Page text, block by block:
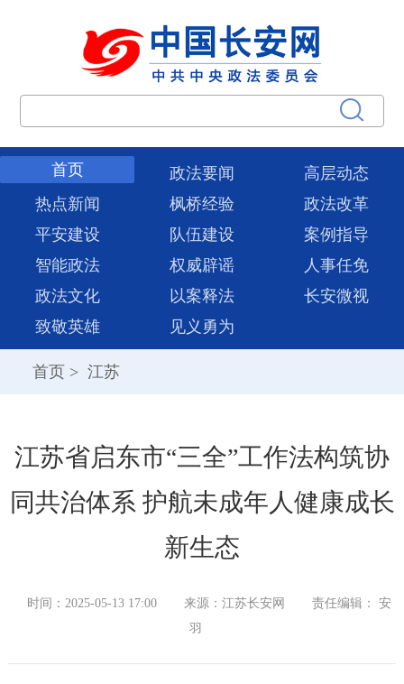
首页 政法要闻
高层动态
热点新闻
枫桥经验
政法改革
平安建设
队伍建设
案例指导
智能政法
权威辟谣
人事任免
政法文化
以案释法
长安微视
致敬英雄
见义勇为
首页 > 江苏
江苏省启东市“三全”工作法构筑协
同共治体系 护航未成年人健康成长
新生态
时间：2025-05-13 17:00 来源：江苏长安网
责任编辑： 安
羽